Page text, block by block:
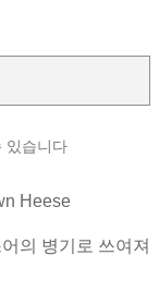
있습니다
Heese
의 병기로 쓰여져